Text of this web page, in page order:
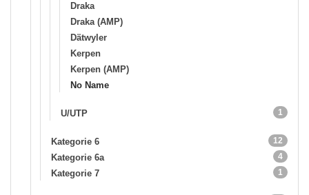
Draka
Draka (AMP)
Dätwyler
Kerpen
Kerpen (AMP)
No Name
1
U/UTP
12
Kategorie 6
4
Kategorie 6a
1
Kategorie 7